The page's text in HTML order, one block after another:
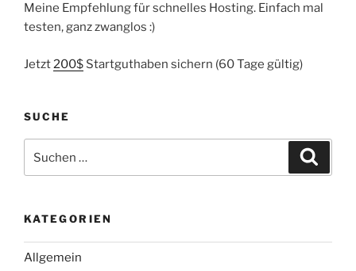
Meine Empfehlung für schnelles Hosting. Einfach mal
testen, ganz zwanglos :)
Jetzt200$ Startguthaben sichern (60 Tage gültig)
SUCHE
nach:
KATEGORIEN
Allgemein